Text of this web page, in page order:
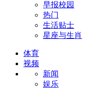
早报校园
热门
生活贴士
星座与生肖
体育
视频
新闻
娱乐